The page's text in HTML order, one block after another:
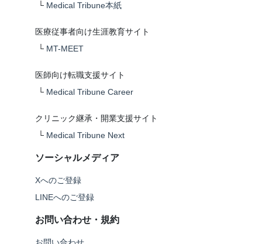
└ Medical Tribune本紙
医療従事者向け生涯教育サイト
└ MT-MEET
医師向け転職支援サイト
└ Medical Tribune Career
クリニック継承・開業支援サイト
└ Medical Tribune Next
ソーシャルメディア
Xへのご登録
LINEへのご登録
お問い合わせ・規約